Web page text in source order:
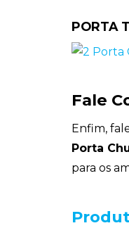
PORTA
Fale
Enfim,
Porta
para os